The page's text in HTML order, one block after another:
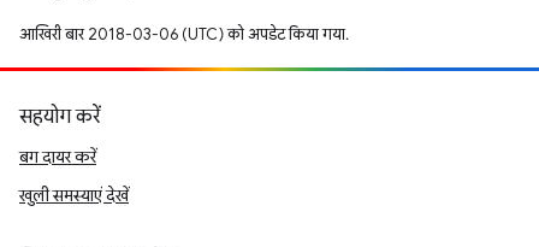
आखिरी बार 2018-03-06 (UTC) को अपडेट किया गया.
सहयोग करें
बग दायर करें
खुली समस्याएं देखें